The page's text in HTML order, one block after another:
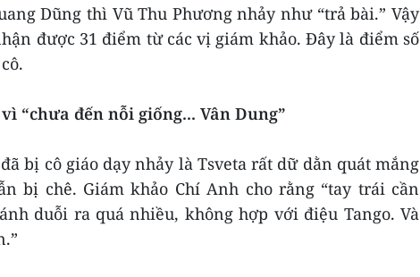
Dũng thì Vũ Thu Phương nhảy như “trả bài.” Vậy
được 31 điểm từ các vị giám khảo. Đây là điểm số
“chưa đến nỗi giống... Vân Dung”
bị cô giáo dạy nhảy là Tsveta rất dữ dằn quát mắng
bị chê. Giám khảo Chí Anh cho rằng “tay trái cần
duỗi ra quá nhiều, không hợp với điệu Tango. Và